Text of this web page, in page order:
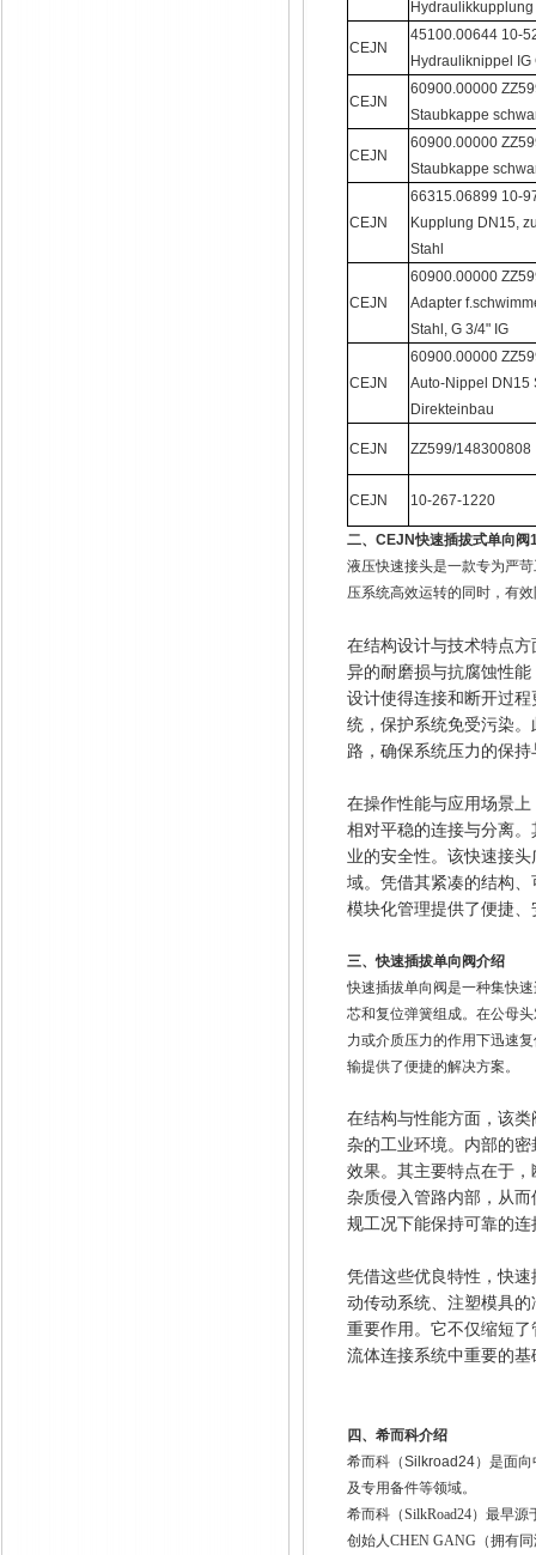
CEJN
45100.00644 10-
Hydrauliknippel IG
CEJN
60900.00000
Staubkappe
CEJN
60900.00000
Staubkappe
CEJN
66315.06899 10-
Kupplung DN15,
Stahl
CEJN
60900.00000
Adapter
Stahl, G 3/4" IG
CEJN
60900.00000
Auto-Nippel DN15
Direkteinbau
CEJN ZZ599/148300808
CEJN 10-267-1220
二、CEJN快速插拔式单向
液压快速接头是一款专为严
压系统高效运转的同时，有
在结构设计与技术特点
异的耐磨损与抗腐蚀性
设计使得连接和断开过
统，保护系统免受污染
路，确保系统压力的保
在操作性能与应用场景上
相对平稳的连接与分离
业的安全性。该快速接
域。凭借其紧凑的结构
模块化管理提供了便捷
三、快速插拔单向阀介绍
快速插拔单向阀是一种集快
芯和复位弹簧组成。在公母
力或介质压力的作用下迅速
输提供了便捷的解决方案。
在结构与性能方面，该
杂的工业环境。内部的
效果。其主要特点在于
杂质侵入管路内部，从
规工况下能保持可靠的连
凭借这些优良特性，快
动传动系统、注塑模具
重要作用。它不仅缩短
流体连接系统中重要的基
四、希而科介绍
希而科（Silkroad24）是面
及专用备件等领域。
希而科（SilkRoad24）最早源
创始人CHEN GANG（拥有